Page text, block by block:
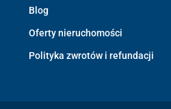
Blog
Oferty nieruchomości
Polityka zwrotów i refundacji